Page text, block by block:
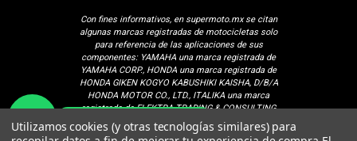
¿Cómo podemos ayudarte?
Con fines informativos, en supermoto.mx se citan
algunas marcas registradas de motocicletas solo
para referencia de las aplicaciones de sus
componentes: YAMAHA una marca registrada de
YAMAHA CORP., HONDA una marca registrada de
HONDA GIKEN KOGYO KABUSHIKI KAISHA, D/B/A
HONDA MOTOR CO., LTD., ITALIKA una marca
registrada de ELEKTRA TRADING & CONSULTING
GROUP, S.A. DE C.V., SUZUKI una marca registrada
de SUZUKI MOTOR CORPORATION, VENTO una
Utilizamos cookies (y otras tecnologías similares) para